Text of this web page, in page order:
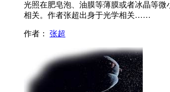
光照在肥皂泡、油膜等薄膜或者冰晶等
相关。作者张超出身于光学相关……
作者： 张超